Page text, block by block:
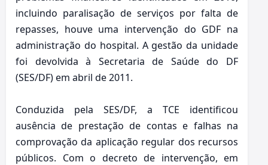
incluindo paralisação de serviços por falta de
repasses, houve uma intervenção do GDF na
administração do hospital. A gestão da unidade
foi devolvida à Secretaria de Saúde do DF
(SES/DF) em abril de 2011.
Conduzida pela SES/DF, a TCE identificou
ausência de prestação de contas e falhas na
comprovação da aplicação regular dos recursos
públicos. Com o decreto de intervenção, em